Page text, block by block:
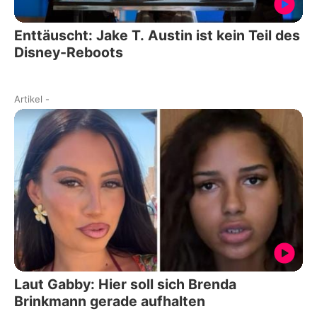
Enttäuscht: Jake T. Austin ist kein Teil des
Disney-Reboots
Artikel -
Laut Gabby: Hier soll sich Brenda
Brinkmann gerade aufhalten